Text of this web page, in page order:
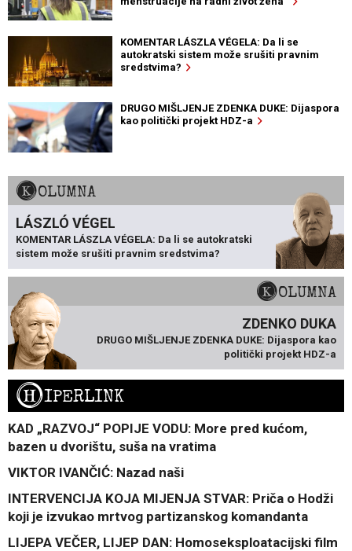
KOMENTAR LÁSZLA VÉGELA: Da li se
autokratski sistem može srušiti pravnim
sredstvima?
DRUGO MIŠLJENJE ZDENKA DUKE: Dijaspora
kao politički projekt HDZ-a
KOLUMNA
LÁSZLÓ VÉGEL
KOMENTAR LÁSZLA VÉGELA: Da li se autokratski
sistem može srušiti pravnim sredstvima?
KOLUMNA
ZDENKO DUKA
DRUGO MIŠLJENJE ZDENKA DUKE: Dijaspora kao
politički projekt HDZ-a
HIPERLINK
KAD „RAZVOJ“ POPIJE VODU: More pred kućom,
bazen u dvorištu, suša na vratima
VIKTOR IVANČIĆ: Nazad naši
INTERVENCIJA KOJA MIJENJA STVAR: Priča o Hodži
koji je izvukao mrtvog partizanskog komandanta
LIJEPA VEČER, LIJEP DAN: Homoseksploatacijski film